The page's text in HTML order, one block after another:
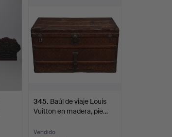
345. Baúl de viaje Louis
Vuitton en madera, pie…
Vendido